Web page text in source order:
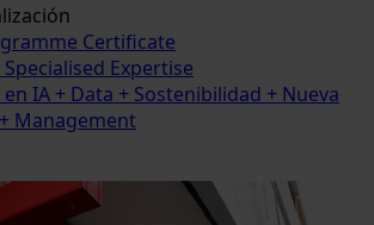
Certificate
Expertise
IA + Data + Sostenibilidad + Nueva
Management